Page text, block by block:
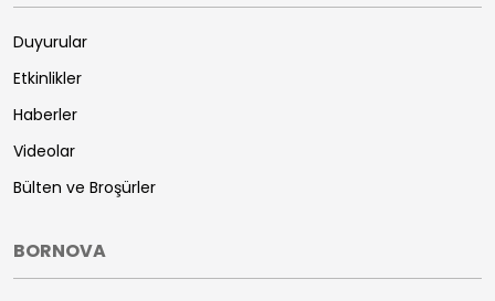
Duyurular
Etkinlikler
Haberler
Videolar
Bülten ve Broşürler
BORNOVA